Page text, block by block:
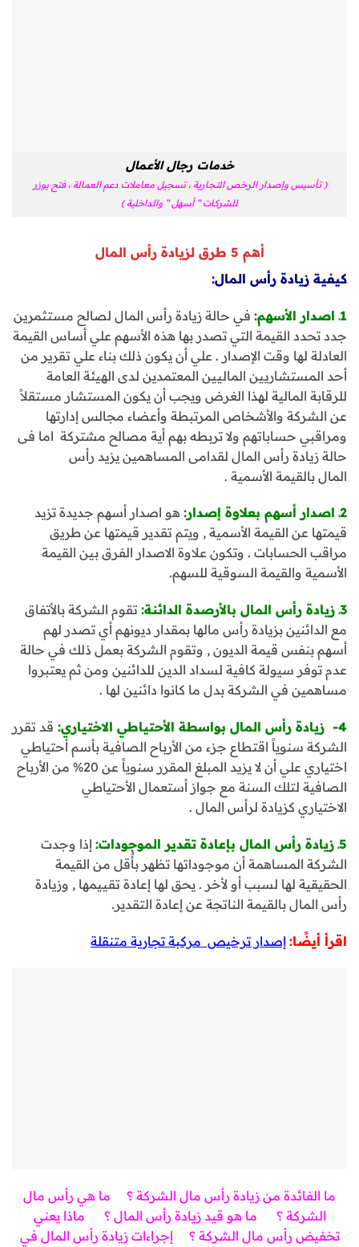
خدمات رجال الأعمال
( تأسيس وإصدار الرخص التجارية ، تسجيل معاملات دعم العمالة ، فتح يوزر
للشركات ” أسهل ” والداخلية )
أهم 5 طرق لزيادة رأس المال
كيفية زيادة رأس المال:
1ـ اصدار الأسهم:
في حالة زيادة رأس المال لصالح مستثمرين
جدد تحدد القيمة التي تصدر بها هذه الأسهم علي أساس القيمة
العادلة لها وقت الإصدار . علي أن يكون ذلك بناء علي تقرير من
أحد المستشاريين الماليين المعتمدين لدى الهيئة العامة
للرقابة المالية لهذا الغرض ويجب أن يكون المستشار مستقلاً
عن الشركة والأشخاص المرتبطة وأعضاء مجالس إدارتها
ومراقبي حساباتهم ولا تربطه بهم أية مصالح مشتركة اما فى
حالة زيادة رأس المال لقدامى المساهمين يزيد رأس
المال بالقيمة الأسمية .
2ـ اصدار أسهم بعلاوة إصدار:
هو اصدار أسهم جديدة تزيد
قيمتها عن القيمة الأسمية , ويتم تقدير قيمتها عن طريق
مراقب الحسابات . وتكون علاوة الاصدار الفرق بين القيمة
الأسمية والقيمة السوقية للسهم.
3ـ زيادة رأس المال بالأرصدة الدائنة:
تقوم الشركة بالأتفاق
مع الدائنين بزيادة رأس مالها بمقدار ديونهم أي تصدر لهم
أسهم بنفس قيمة الديون , وتقوم الشركة بعمل ذلك في حالة
عدم توفر سيولة كافية لسداد الدين للدائنين ومن ثم يعتبروا
مساهمين في الشركة بدل ما كانوا دائنين لها .
4- زيادة رأس المال بواسطة الأحتياطي الاختياري:
قد تقرر
الشركة سنوياً اقتطاع جزء من الأرباح الصافية بأسم أحتياطي
اختياري علي أن لا يزيد المبلغ المقرر سنوياً عن 20% من الأرباح
الصافية لتلك السنة مع جواز أستعمال الأحتياطي
الاختياري كزيادة لرأس المال .
5ـ زيادة رأس المال بإعادة تقدير الموجودات:
إذا وجدت
الشركة المساهمة أن موجوداتها تظهر بأٌقل من القيمة
الحقيقية لها لسبب أو لأخر . يحق لها إعادة تقييمها , وزيادة
رأس المال بالقيمة الناتجة عن إعادة التقدير.
اقرأ أيضًا: إصدار ترخيص مركبة تجارية متنقلة
ما الفائدة من زيادة رأس مال الشركة ؟
ما هي رأس مال
الشركة ؟
ما هو قيد زيادة رأس المال ؟
ماذا يعني
تخفيض رأس مال الشركة ؟
إجراءات زيادة رأس المال في